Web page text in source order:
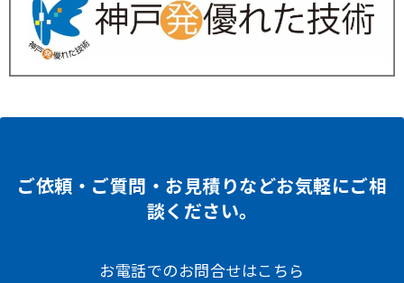
ご依頼・ご質問・お見積りなどお気軽にご相
談ください。
お電話でのお問合せはこちら